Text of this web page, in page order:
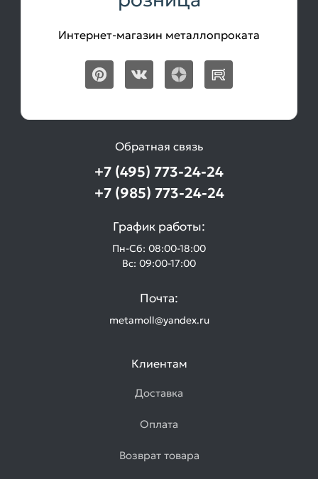
Интернет-магазин металлопроката
Обратная связь
+7 (495) 773-24-24
+7 (985) 773-24-24
График работы:
Пн-Сб: 08:00-18:00
Вс: 09:00-17:00
Почта:
metamoll@yandex.ru
Клиентам
Доставка
Оплата
Возврат товара